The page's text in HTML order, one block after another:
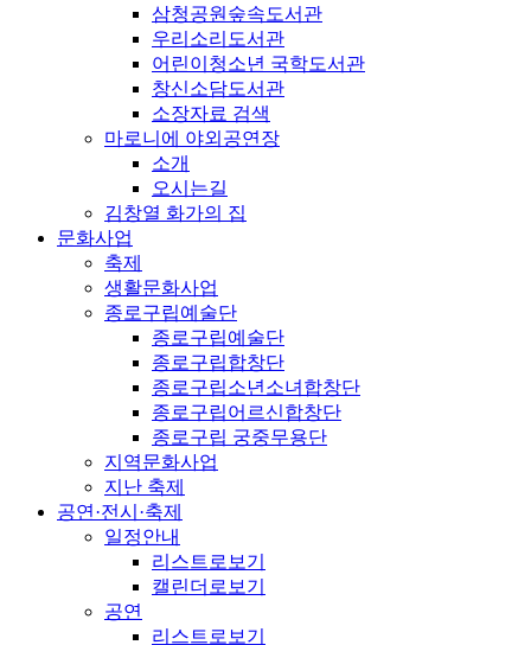
삼청공원숲속도서관
우리소리도서관
어린이청소년 국학도서관
창신소담도서관
소장자료 검색
마로니에 야외공연장
소개
오시는길
김창열 화가의 집
문화사업
축제
생활문화사업
종로구립예술단
종로구립예술단
종로구립합창단
종로구립소년소녀합창단
종로구립어르신합창단
종로구립 궁중무용단
지역문화사업
지난 축제
공연·전시·축제
일정안내
리스트로보기
캘린더로보기
공연
리스트로보기